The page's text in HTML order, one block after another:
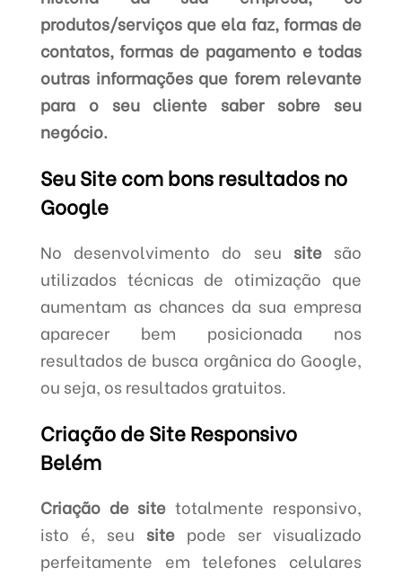
produtos/serviços que ela faz, formas de
contatos, formas de pagamento e todas
outras informações que forem relevante
para o seu cliente saber sobre seu
negócio.
Seu Site com bons resultados no
Google
No desenvolvimento do seu sitesão
utilizados técnicas de otimização que
aumentam as chances da sua empresa
aparecer bem posicionada nos
resultados de busca orgânica do Google,
ou seja, os resultados gratuitos.
Criação de Site Responsivo
Belém
Criação de site totalmente responsivo,
isto é, seu site pode ser visualizado
perfeitamente em telefones celulares